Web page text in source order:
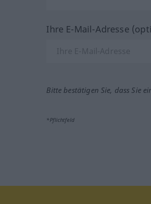
Ihre E-Mail-Adresse
Bitte bestätigen Sie, dass Sie
*Pflichtfeld